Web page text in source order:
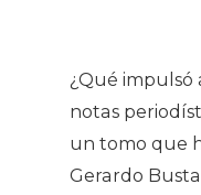
¿Qué impulsó
notas
un tomo que
Gerardo